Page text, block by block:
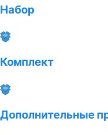
Набор
Комплект
Дополнительные